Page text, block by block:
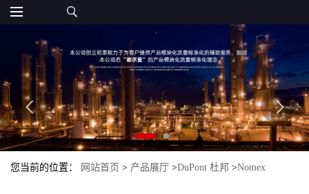
您当前的位置： 网站首页 > 产品展厅 >DuPont 杜邦 >Nomex